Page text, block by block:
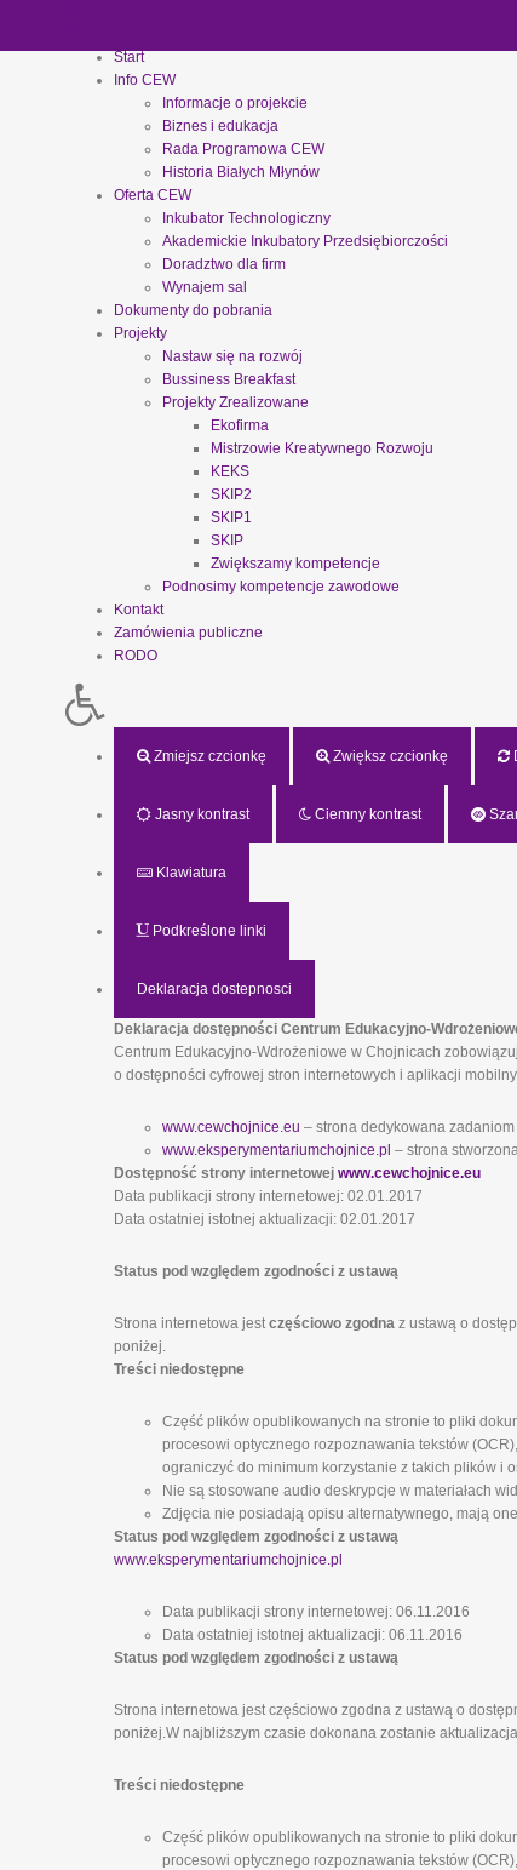
Start
Info CEW
Informacje o projekcie
Biznes i edukacja
Rada Programowa CEW
Historia Białych Młynów
Oferta CEW
Inkubator Technologiczny
Akademickie Inkubatory Przedsiębiorczości
Doradztwo dla firm
Wynajem sal
Dokumenty do pobrania
Projekty
Nastaw się na rozwój
Bussiness Breakfast
Projekty Zrealizowane
Ekofirma
Mistrzowie Kreatywnego Rozwoju
KEKS
SKIP2
SKIP1
SKIP
Zwiększamy kompetencje
Podnosimy kompetencje zawodowe
Kontakt
Zamówienia publiczne
RODO
Zmiejsz czcionkę Zwiększ czcionkę
Jasny kontrast Ciemny kontrast
Klawiatura
Podkreślone linki
Deklaracja dostepnosci
Deklaracja dostępności Centrum Edukacyjno-
Centrum Edukacyjno-Wdrożeniowe w Chojnicach
o dostępności cyfrowej stron internetowych i aplikacji
www.cewchojnice.eu – strona dedykowana
www.eksperymentariumchojnice.pl – strona
Dostępność strony internetowej www.cewchojnice.eu
Data publikacji strony internetowej: 02.01.2017
Data ostatniej istotnej aktualizacji: 02.01.2017
Status pod względem zgodności z ustawą
Strona internetowa jestczęściowo zgodnaz ustawą o
poniżej.
Treści niedostępne
Część plików opublikowanych na stronie to pliki
procesowi optycznego rozpoznawania tekstów
ograniczyć do minimum korzystanie z takich plików i
Nie są stosowane audio deskrypcje w materiałach
Zdjęcia nie posiadają opisu alternatywnego, mają
Status pod względem zgodności z ustawą
www.eksperymentariumchojnice.pl
Data publikacji strony internetowej: 06.11.2016
Data ostatniej istotnej aktualizacji: 06.11.2016
Status pod względem zgodności z ustawą
Strona internetowa jest częściowo zgodna z ustawą o
poniżej.W najbliższym czasie dokonana zostanie
Treści niedostępne
Część plików opublikowanych na stronie to pliki
procesowi optycznego rozpoznawania tekstów